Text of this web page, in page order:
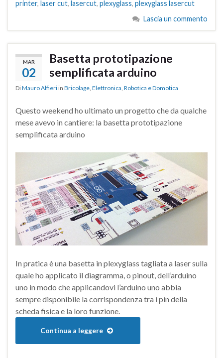
printer, laser cut, lasercut, plexyglass, plexyglass lasercut
Lascia un commento
MAR
02
Basetta prototipazione
semplificata arduino
DiMauro Alfieri in Bricolage Elettronica Robotica e Domotica
Questo weekend ho ultimato un progetto che da qualche
mese avevo in cantiere: la basetta prototipazione
semplificata arduino
In pratica è una basetta in plexyglass tagliata a laser sulla
quale ho applicato il diagramma, o pinout, dell’arduino
uno in modo che applicandovi l’arduino uno abbia
sempre disponibile la corrispondenza tra i pin della
scheda fisica e la loro funzione.
Continua a leggere